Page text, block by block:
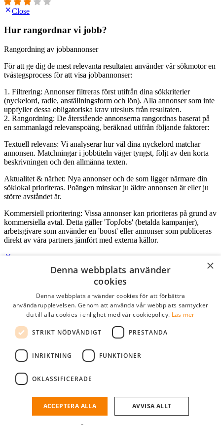
Close
Hur rangordnar vi jobb?
Rangordning av jobbannonser
För att ge dig de mest relevanta resultaten använder vår sökmotor en
tvåstegsprocess för att visa jobbannonser:
1. Filtrering: Annonser filtreras först utifrån dina sökkriterier
(nyckelord, radie, anställningsform och lön). Alla annonser som inte
uppfyller dessa obligatoriska krav utesluts från resultaten.
2. Rangordning: De återstående annonserna rangordnas baserat på
en sammanlagd relevanspoäng, beräknad utifrån följande faktorer:
Textuell relevans: Vi analyserar hur väl dina nyckelord matchar
annonsen. Matchningar i jobbtiteln väger tyngst, följt av den korta
beskrivningen och den allmänna texten.
Aktualitet & närhet: Nya annonser och de som ligger närmare din
söklokal prioriteras. Poängen minskar ju äldre annonsen är eller ju
större avståndet är.
Kommersiell prioritering: Vissa annonser kan prioriteras på grund av
kommersiella avtal. Detta gäller 'TopJobs' (betalda kampanjer),
arbetsgivare som använder en 'boost' eller annonser som publiceras
direkt av våra partners jämfört med externa källor.
Logga in som företag
Lösenord
kom ihåg mig
logga in
Kostnadsfri företagsprofil
och söka efter passande kandidater till ditt företag.
×
Denna webbplats använder
cookies
Denna webbplats använder cookies för att förbättra
användarupplevelsen. Genom att använda vår webbplats samtycker
du till alla cookies i enlighet med vår cookiepolicy. Läs mer
STRIKT NÖDVÄNDIGT PRESTANDA
INRIKTNING FUNKTIONER
OKLASSIFICERADE
ACCEPTERA ALLA AVVISA ALLT